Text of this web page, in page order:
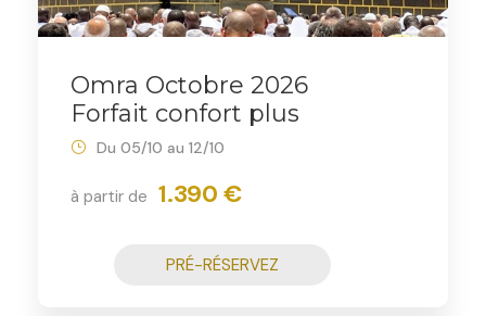
Omra Octobre 2026
Forfait confort plus
à partir de 1.390 €
Du 05/10 au 12/10
PRÉ-RÉSERVEZ